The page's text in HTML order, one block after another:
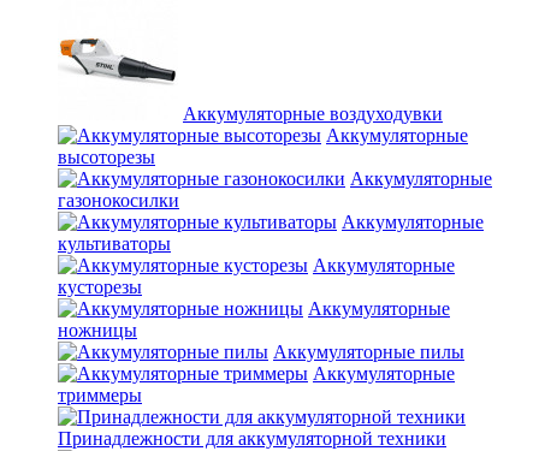
Аккумуляторные воздуходувки
Аккумуляторные
высоторезы
Аккумуляторные
газонокосилки
Аккумуляторные
культиваторы
Аккумуляторные
кусторезы
Аккумуляторные
ножницы
Аккумуляторные пилы
Аккумуляторные
триммеры
Принадлежности для аккумуляторной техники